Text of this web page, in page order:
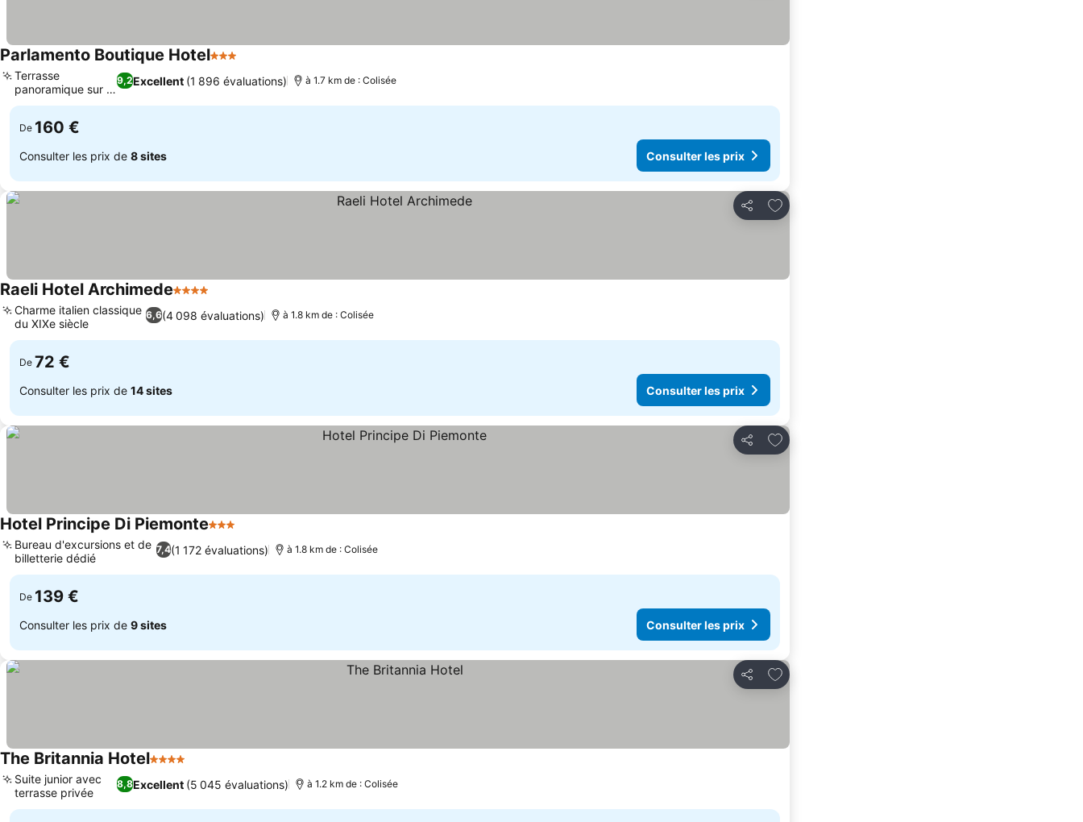
Parlamento Boutique Hotel3 Étoiles
9,2Excellent (1 896 évaluations)
Terrasse
panoramique sur le
toit
à 1.7 km de : Colisée
De 160 €
Consulter les prix de 8 sites Consulter les prix
Partager
Ajouter à mes favoris
Raeli Hotel Archimede4 Étoiles
6,6(4 098 évaluations)
Charme italien classique
du XIXe siècle
à 1.8 km de : Colisée
De 72 €
Consulter les prix de 14 sites Consulter les prix
Partager
Ajouter à mes favoris
Hotel Principe Di Piemonte3 Étoiles
7,4(1 172 évaluations)
Bureau d'excursions et de
billetterie dédié
à 1.8 km de : Colisée
De 139 €
Consulter les prix de 9 sites Consulter les prix
Partager
Ajouter à mes favoris
The Britannia Hotel4 Étoiles
8,8Excellent (5 045 évaluations)
Suite junior avec
terrasse privée
à 1.2 km de : Colisée